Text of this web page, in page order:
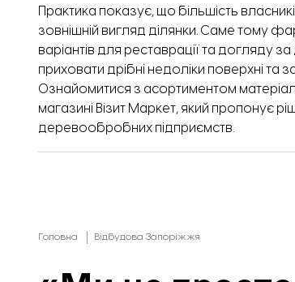
Практика показує, що більшість
зовнішній вигляд ділянки. Саме тому
варіантів для реставрації та догляду
приховати дрібні недоліки поверхні
Ознайомитися з асортиментом
магазині Візит Маркет, який пропонує
деревообробних підприємств.
Головна Відбудова Запоріжжя